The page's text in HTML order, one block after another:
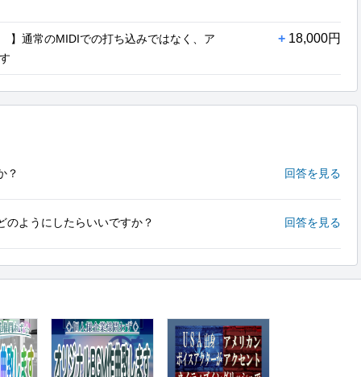
通常のMIDIでの打ち込みではなく、ア
+ 18,000円
？ 回答を見る
のようにしたらいいですか？ 回答を見る